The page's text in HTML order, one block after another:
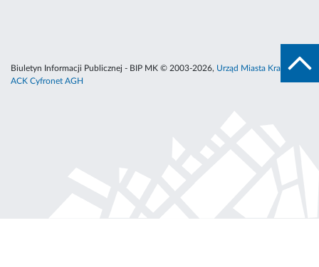
Biuletyn Informacji Publicznej - BIP MK © 2003-2026, Urząd Miasta Krakowa
ACK Cyfronet AGH